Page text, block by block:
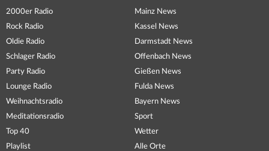
2000er Radio
Rock Radio
Oldie Radio
Schlager Radio
Party Radio
Lounge Radio
Weihnachtsradio
Meditationsradio
Top 40
Playlist
Mainz News
Kassel News
Darmstadt News
Offenbach News
Gießen News
Fulda News
Bayern News
Sport
Wetter
Alle Orte